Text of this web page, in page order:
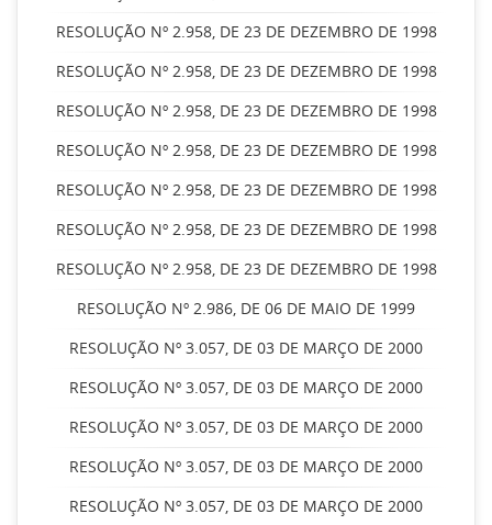
RESOLUÇÃO Nº 2.958, DE 23 DE DEZEMBRO DE 1998
RESOLUÇÃO Nº 2.958, DE 23 DE DEZEMBRO DE 1998
RESOLUÇÃO Nº 2.958, DE 23 DE DEZEMBRO DE 1998
RESOLUÇÃO Nº 2.958, DE 23 DE DEZEMBRO DE 1998
RESOLUÇÃO Nº 2.958, DE 23 DE DEZEMBRO DE 1998
RESOLUÇÃO Nº 2.958, DE 23 DE DEZEMBRO DE 1998
RESOLUÇÃO Nº 2.958, DE 23 DE DEZEMBRO DE 1998
RESOLUÇÃO Nº 2.986, DE 06 DE MAIO DE 1999
RESOLUÇÃO Nº 3.057, DE 03 DE MARÇO DE 2000
RESOLUÇÃO Nº 3.057, DE 03 DE MARÇO DE 2000
RESOLUÇÃO Nº 3.057, DE 03 DE MARÇO DE 2000
RESOLUÇÃO Nº 3.057, DE 03 DE MARÇO DE 2000
RESOLUÇÃO Nº 3.057, DE 03 DE MARÇO DE 2000